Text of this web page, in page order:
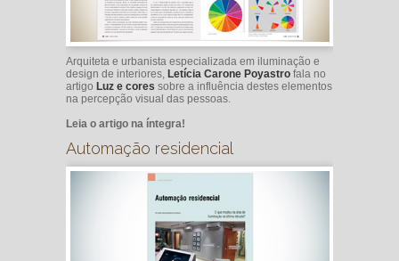
Arquiteta e urbanista especializada em iluminação e
design de interiores, Letícia Carone Poyastro fala no
artigo Luz e cores sobre a influência destes elementos
na percepção visual das pessoas.
Leia o artigo na íntegra!
Automação residencial